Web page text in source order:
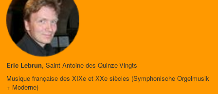
Eric Lebrun, Saint-Antoine des Quinze-Vingts
Musique française des XIXe et XXe siècles (Symphonische Orgelmusik
+ Moderne)